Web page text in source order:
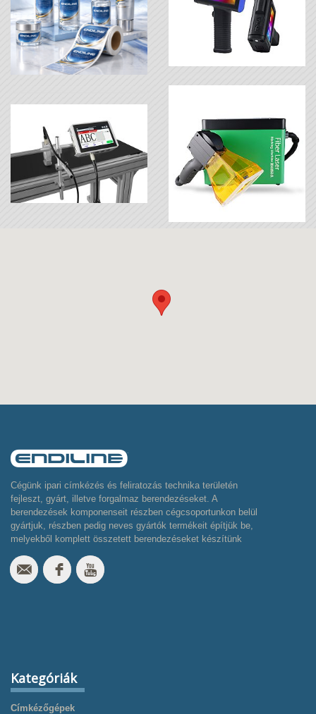
Cégünk ipari címkézés és feliratozás technika területén
fejleszt, gyárt, illetve forgalmaz berendezéseket. A
berendezések komponenseit részben cégcsoportunkon belül
gyártjuk, részben pedig neves gyártók termékeit építjük be,
melyekből komplett összetett berendezéseket készítünk
Kategóriák
Címkézőgépek